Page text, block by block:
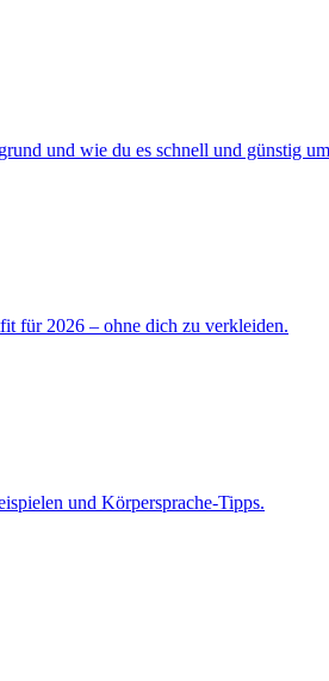
und wie du es schnell und günstig
für 2026 – ohne dich zu verkleiden.
und Körpersprache-Tipps.